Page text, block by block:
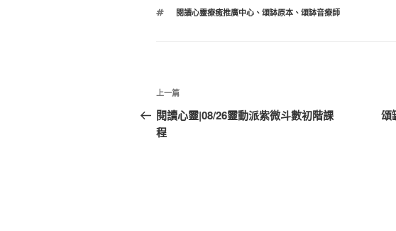
標
閱讀心靈療癒推廣中心、 頌缽原本、 頌缽音療師
文
章
導
上
一
篇
上一篇
閱讀心靈|08/26靈動派紫微斗數初階課
程
頌